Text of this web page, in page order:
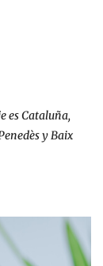
es Cataluña,
y Baix